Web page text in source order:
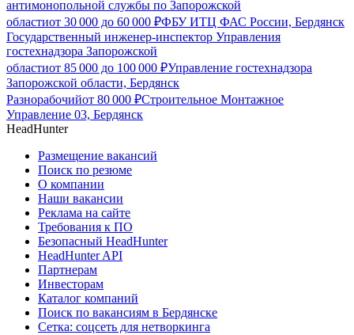
антимонопольной службы по Запорожской
областиот 30 000 до 60 000 ₽ФБУ ИТЦ ФАС России, Бердянск
Государственный инженер-инспектор Управления
гостехнадзора Запорожской
областиот 85 000 до 100 000 ₽Управление гостехнадзора
Запорожской области, Бердянск
Разнорабочийот 80 000 ₽Строительное Монтажное
Управление 03, Бердянск
HeadHunter
Размещение вакансий
Поиск по резюме
О компании
Наши вакансии
Реклама на сайте
Требования к ПО
Безопасный HeadHunter
HeadHunter API
Партнерам
Инвесторам
Каталог компаний
Поиск по вакансиям в Бердянске
Сетка: соцсеть для нетворкинга